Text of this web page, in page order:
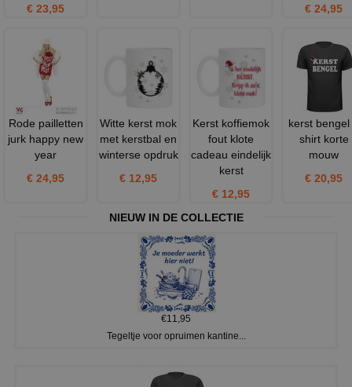
€ 23,95
€ 24,95
Rode pailletten
jurk happy new
year
€ 24,95
Witte kerst mok
met kerstbal en
winterse opdruk
€ 12,95
Kerst koffiemok
fout klote
cadeau eindelijk
kerst
€ 12,95
kerst bengel
shirt korte
mouw
€ 20,95
NIEUW IN DE COLLECTIE
€11,95
Tegeltje voor opruimen kantine...